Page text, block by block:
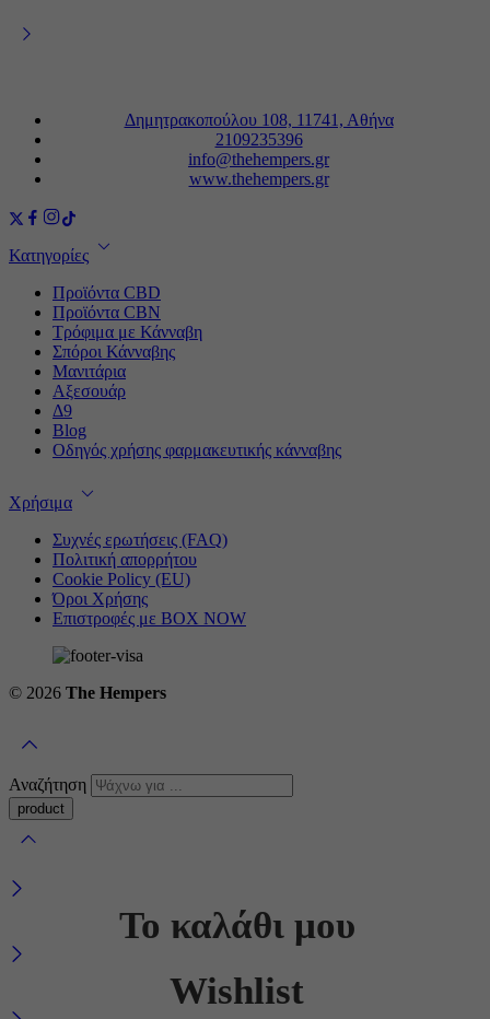
Δημητρακοπούλου 108, 11741, Αθήνα
2109235396
info@thehempers.gr
www.thehempers.gr
Κατηγορίες
Προϊόντα CBD
Προϊόντα CBN
Τρόφιμα με Κάνναβη
Σπόροι Κάνναβης
Μανιτάρια
Αξεσουάρ
Δ9
Blog
Οδηγός χρήσης φαρμακευτικής κάνναβης
Χρήσιμα
Συχνές ερωτήσεις (FAQ)
Πολιτική απορρήτου
Cookie Policy (EU)
Όροι Χρήσης
Επιστροφές με BOX NOW
© 2026 The Hempers
Αναζήτηση
Το καλάθι μου
Wishlist